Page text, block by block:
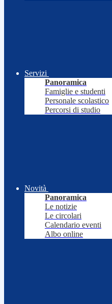
Servizi
Panoramica
Famiglie e studenti
Personale scolastico
Percorsi di studio
Novità
Panoramica
Le notizie
Le circolari
Calendario eventi
Albo online